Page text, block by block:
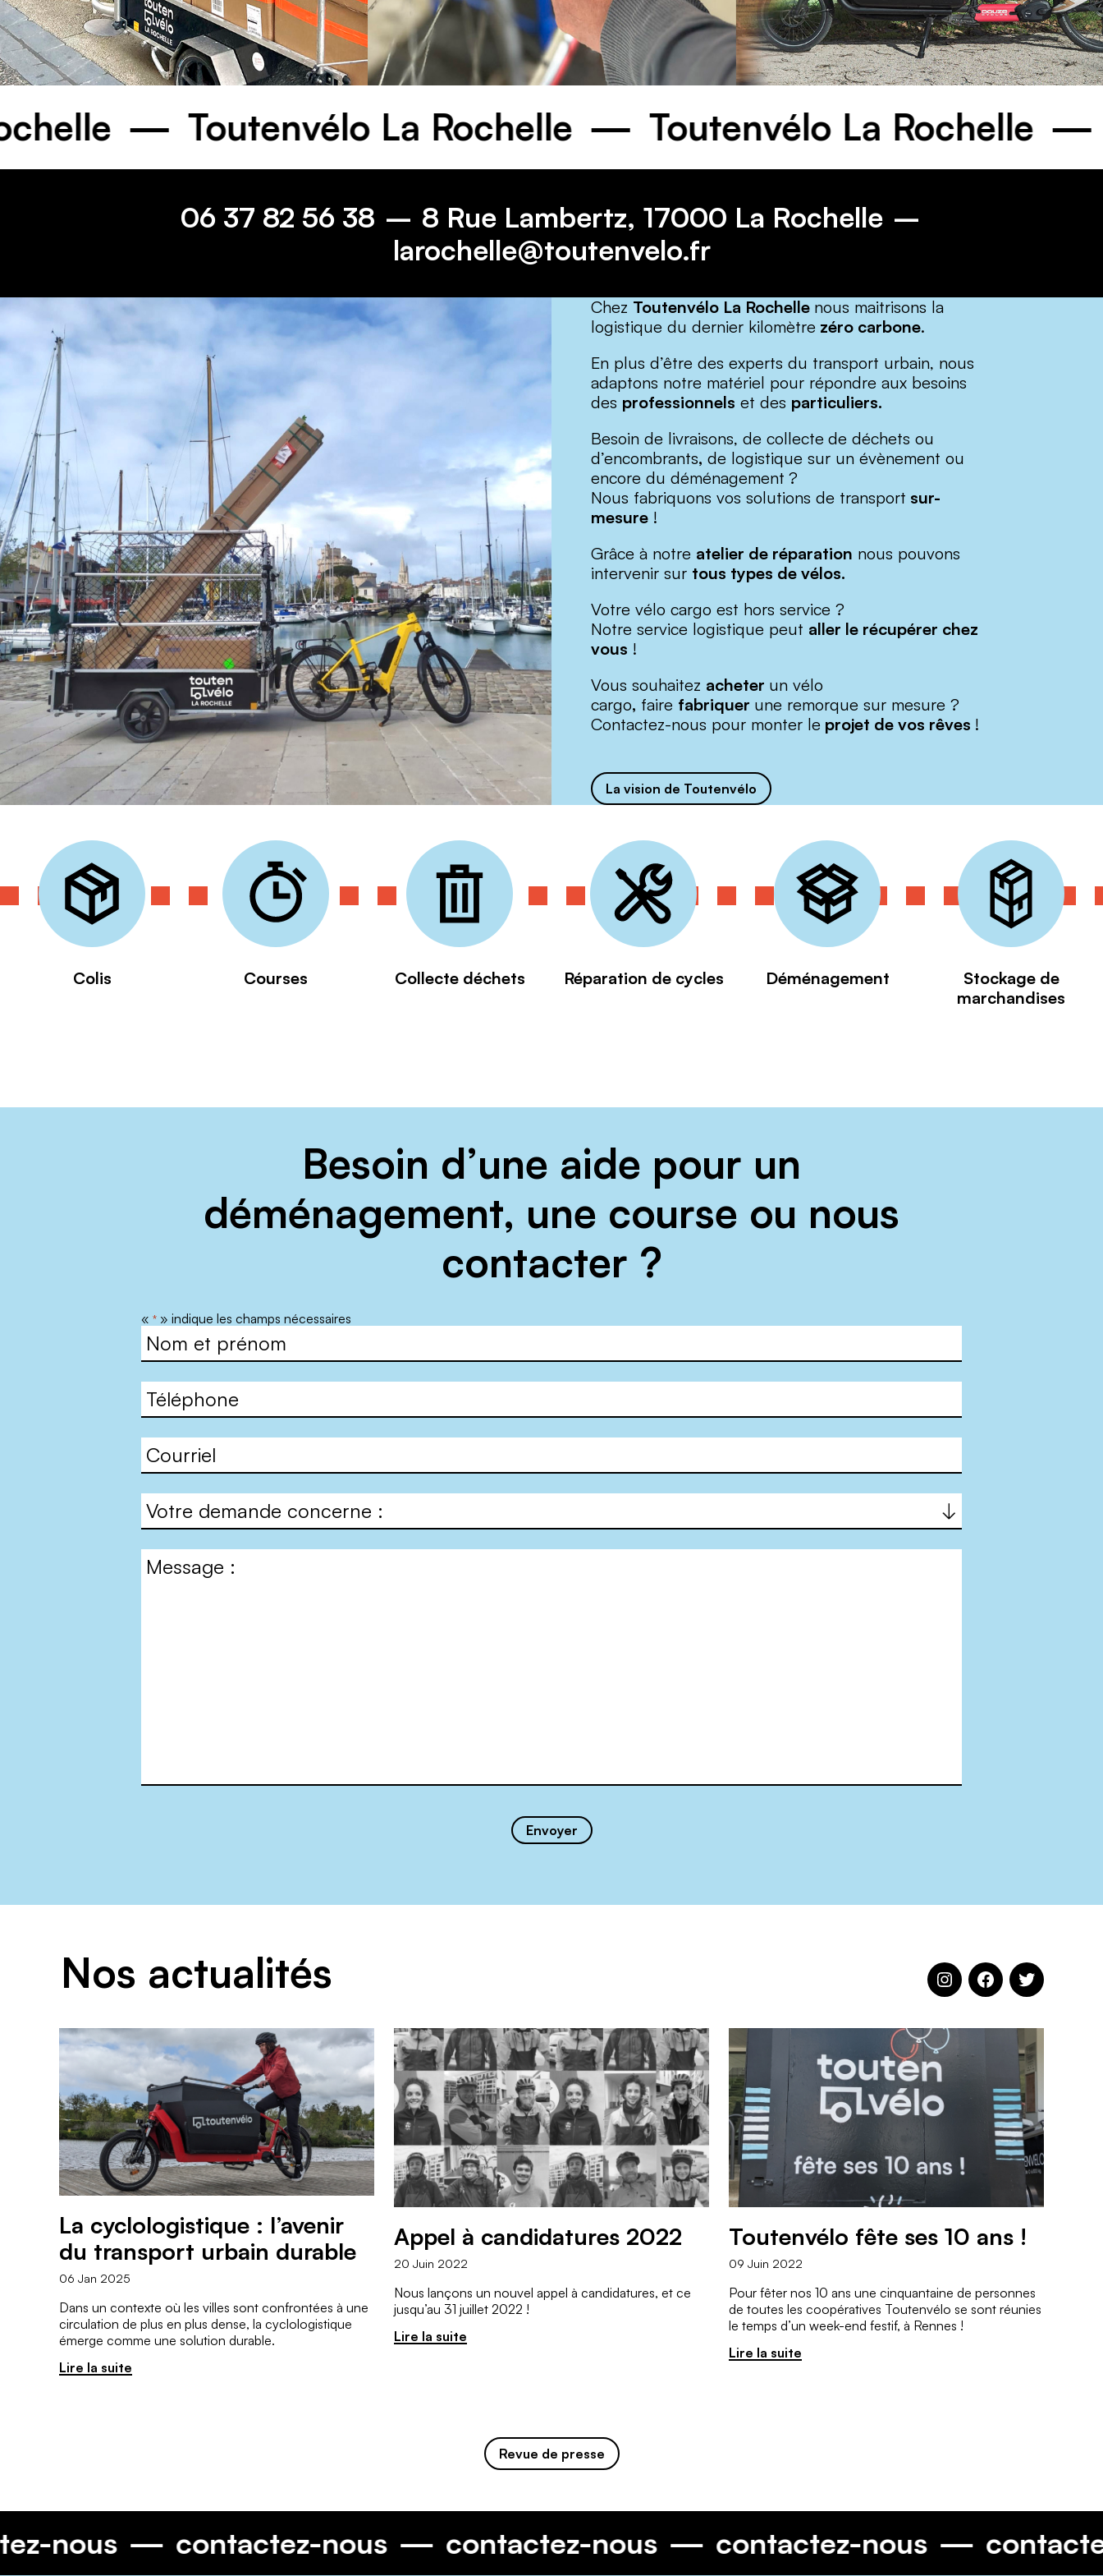
LaRochelle Toutenvélo La Rochelle Toutenvélo La Rochelle
06 37 82 56 38
8 Rue Lambertz, 17000 La Rochelle
larochelle@toutenvelo.fr
Chez Toutenvélo La Rochelle nous maitrisons la
logistique du dernier kilomètre zéro carbone.
En plus d’être des experts du transport urbain, nous
adaptons notre matériel pour répondre aux besoins
des professionnels et des particuliers.
Besoin de livraisons, de collecte de déchets ou
d’encombrants, de logistique sur un évènement ou
encore du déménagement ?
Nous fabriquons vos solutions de transport sur-
mesure !
Grâce à notre atelier de réparation nous pouvons
intervenir sur tous types de vélos.
Votre vélo cargo est hors service ?
Notre service logistique peut aller le récupérer chez
vous !
Vous souhaitez acheter un vélo
cargo, faire fabriquer une remorque sur mesure ?
Contactez-nous pour monter le projet de vos rêves !
La vision de Toutenvélo
Colis Courses Collecte déchets Réparation de cycles Déménagement
Stockage de
marchandises
Besoin d’une aide pour un
déménagement, une course ou nous
contacter ?
« * » indique les champs nécessaires
Nos actualités
La cyclologistique : l’avenir
du transport urbain durable
06 Jan 2025
Dans un contexte où les villes sont confrontées à une
circulation de plus en plus dense, la cyclologistique
émerge comme une solution durable.
Lire la suite
Appel à candidatures 2022
20 Juin 2022
Nous lançons un nouvel appel à candidatures, et ce
jusqu’au 31 juillet 2022 !
Lire la suite
Toutenvélo fête ses 10 ans !
09 Juin 2022
Pour fêter nos 10 ans une cinquantaine de personnes
de toutes les coopératives Toutenvélo se sont réunies
le temps d’un week-end festif, à Rennes !
Lire la suite
Revue de presse
nous contactez-nous contactez-nous contactez-nous